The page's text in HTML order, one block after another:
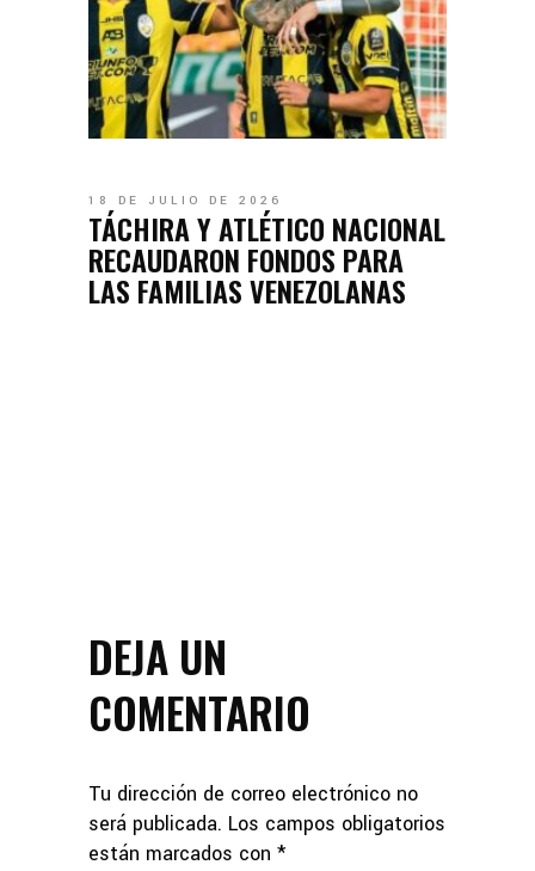
18 DE JULIO DE 2026
TÁCHIRA Y ATLÉTICO NACIONAL
RECAUDARON FONDOS PARA
LAS FAMILIAS VENEZOLANAS
DEJA UN
COMENTARIO
Tu dirección de correo electrónico no
será publicada. Los campos obligatorios
están marcados con *